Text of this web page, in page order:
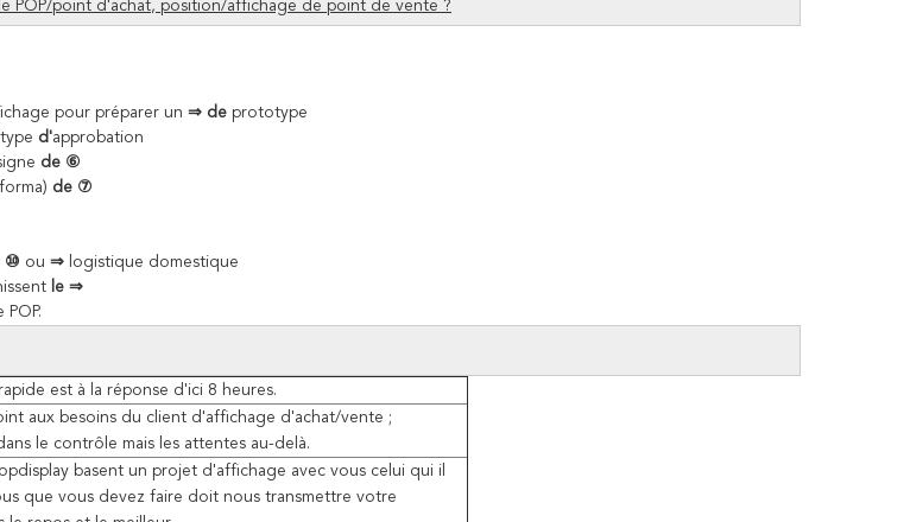
POP/point d'achat, position/affichage de point de vente ?
pour préparer un ⇒ de prototype
d'approbation
de ⑥
de ⑦
⑩ ou ⇒ logistique domestique
le ⇒
est à la réponse d'ici 8 heures.
aux besoins du client d'affichage d'achat/vente ;
le contrôle mais les attentes au-delà.
basent un projet d'affichage avec vous celui qui il
que vous devez faire doit nous transmettre votre